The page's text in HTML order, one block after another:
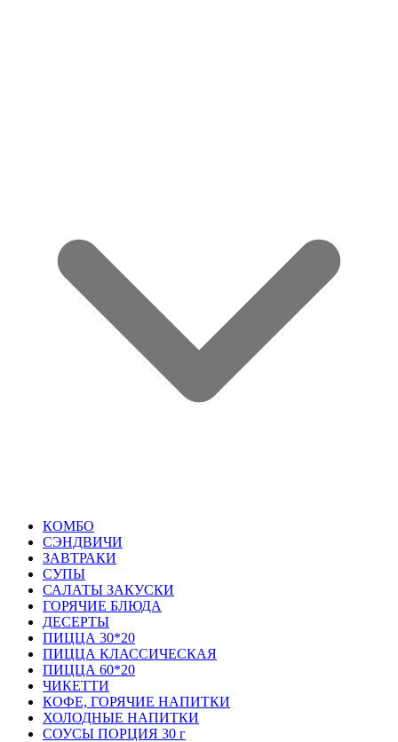
КОМБО
СЭНДВИЧИ
ЗАВТРАКИ
СУПЫ
САЛАТЫ ЗАКУСКИ
ГОРЯЧИЕ БЛЮДА
ДЕСЕРТЫ
ПИЦЦА 30*20
ПИЦЦА КЛАССИЧЕСКАЯ
ПИЦЦА 60*20
ЧИКЕТТИ
КОФЕ, ГОРЯЧИЕ НАПИТКИ
ХОЛОДНЫЕ НАПИТКИ
СОУСЫ ПОРЦИЯ 30 г